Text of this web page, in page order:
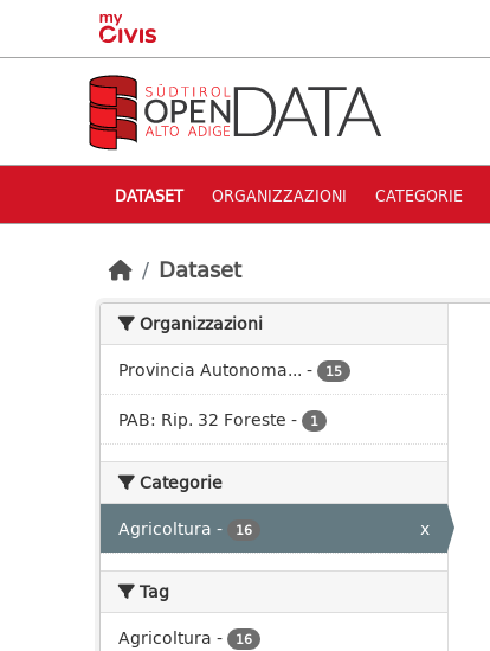
Skip to main content
DATASET ORGANIZZAZIONI CATEGORIE
Dataset
Organizzazioni
Provincia Autonoma... - 15
PAB: Rip. 32 Foreste - 1
Categorie
Agricoltura - 16 x
Tag
Agricoltura - 16